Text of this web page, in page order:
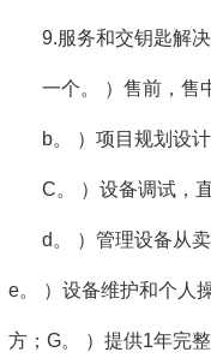
9.服务和交钥匙解决
一个。 ）售前，售
b。 ）项目规划设计
C。 ）设备调试，
d。 ）管理设备从
e。 ）设备维护和个人
方；G。 ）提供1年完